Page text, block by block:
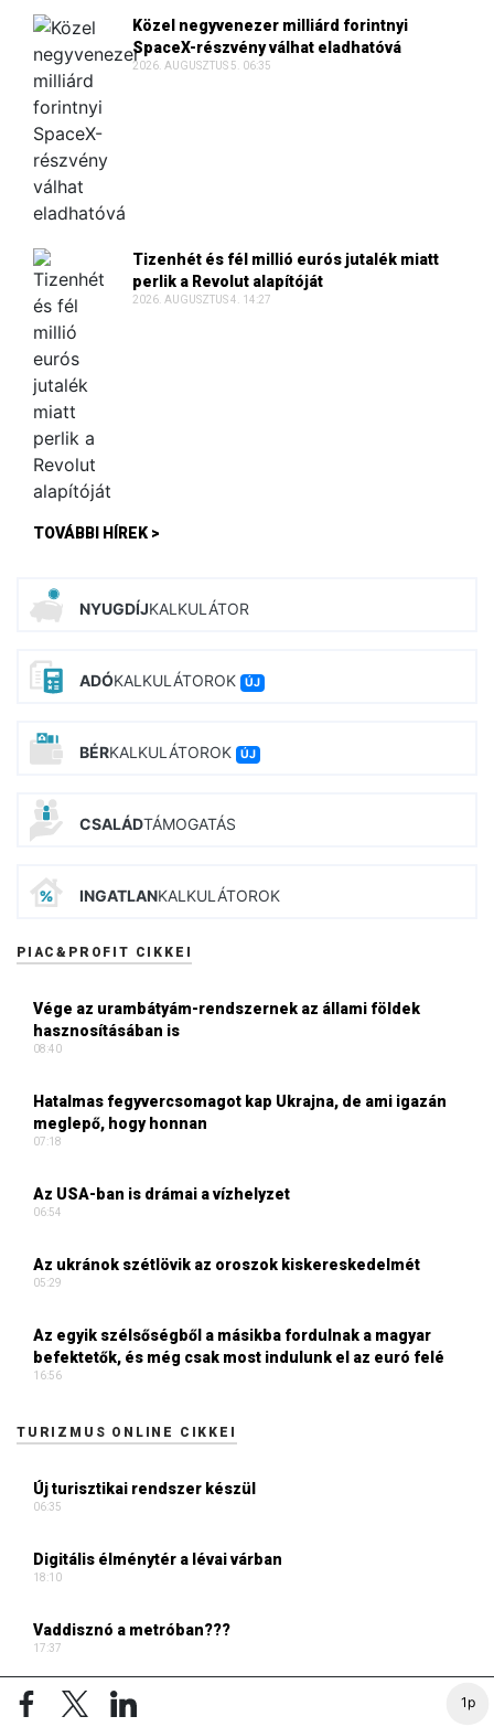
1p
Közel negyvenezer milliárd forintnyi
SpaceX-részvény válhat eladhatóvá
2026. AUGUSZTUS 5. 06:35
Tizenhét és fél millió eurós jutalék miatt
perlik a Revolut alapítóját
2026. AUGUSZTUS 4. 14:27
TOVÁBBI HÍREK >
NYUGDÍJKALKULÁTOR
ADÓKALKULÁTOROK ÚJ
BÉRKALKULÁTOROK ÚJ
CSALÁDTÁMOGATÁS
INGATLANKALKULÁTOROK
PIAC&PROFIT CIKKEI
Vége az urambátyám-rendszernek az állami földek
hasznosításában is
08:40
Hatalmas fegyvercsomagot kap Ukrajna, de ami igazán
meglepő, hogy honnan
07:18
Az USA-ban is drámai a vízhelyzet
06:54
Az ukránok szétlövik az oroszok kiskereskedelmét
05:29
Az egyik szélsőségből a másikba fordulnak a magyar
befektetők, és még csak most indulunk el az euró felé
16:56
TURIZMUS ONLINE CIKKEI
Új turisztikai rendszer készül
06:35
Digitális élménytér a lévai várban
18:10
Vaddisznó a metróban???
17:37
Átalakult a balatoni turizmus, a last minute ma már a
meghatározó